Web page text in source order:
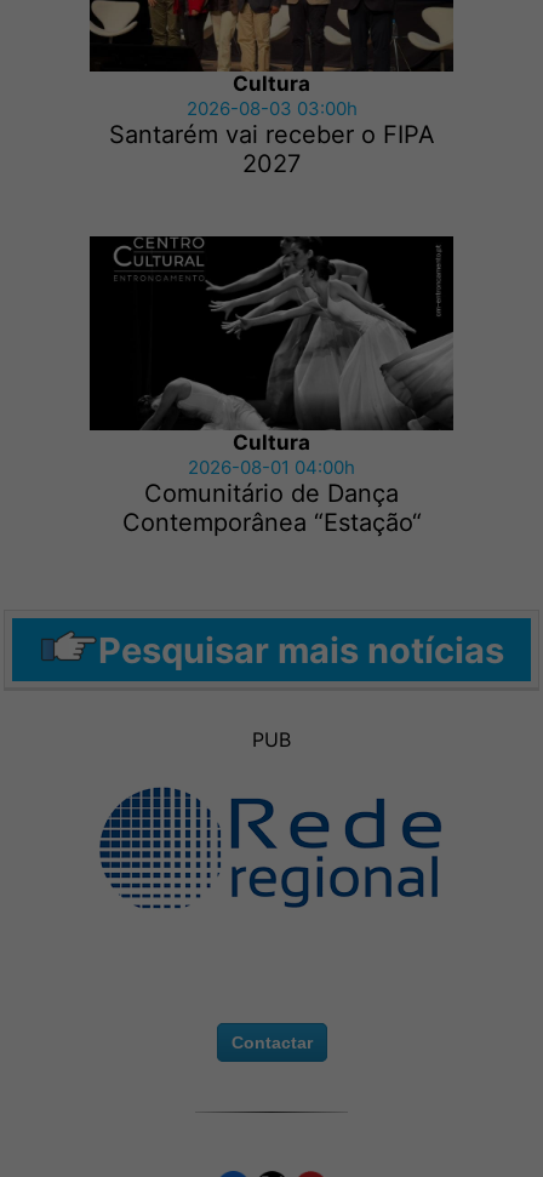
Cultura
2026-08-03 03:00h
Santarém vai receber o FIPA
2027
Cultura
2026-08-01 04:00h
Comunitário de Dança
Contemporânea “Estação“
Pesquisar mais notícias
PUB
Contactar